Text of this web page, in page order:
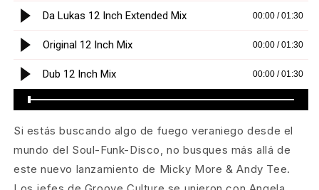
Love
You’re
After
Culture]
Is
It
Love
You’re
After
Culture]
Si estás buscando algo de fuego veraniego desde el
mundo del Soul-Funk-Disco, no busques más allá de
este nuevo lanzamiento de Micky More & Andy Tee.